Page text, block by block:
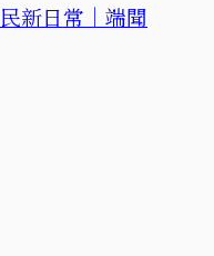
新日常｜端聞